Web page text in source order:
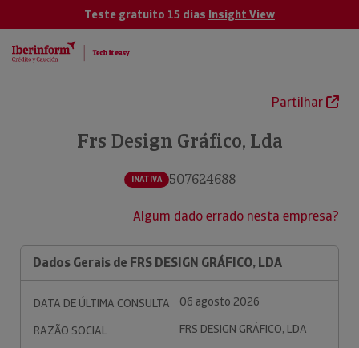
Teste gratuito 15 dias Insight View
Partilhar
Frs Design Gráfico, Lda
INATIVA 507624688
Algum dado errado nesta empresa?
Dados Gerais de FRS DESIGN GRÁFICO, LDA
DATA DE ÚLTIMA CONSULTA
06 agosto 2026
RAZÃO SOCIAL
FRS DESIGN GRÁFICO, LDA